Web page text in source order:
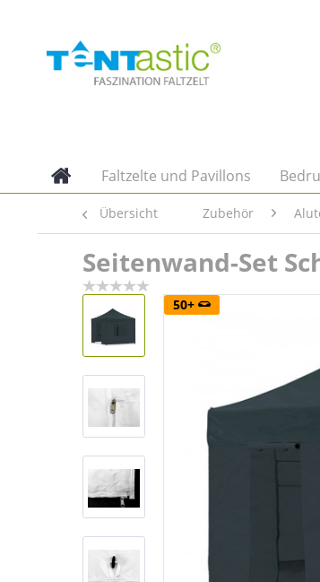
Faltzelte und Pavillons
Übersicht Zubehör
Seitenwand-Set
50+